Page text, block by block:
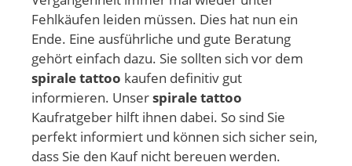
Fehlkäufen leiden müssen. Dies hat nun ein
Ende. Eine ausführliche und gute Beratung
gehört einfach dazu. Sie sollten sich vor dem
spirale tattoo kaufen definitiv gut
informieren. Unserspirale tattoo
Kaufratgeber hilft ihnen dabei. So sind Sie
perfekt informiert und können sich sicher sein,
dass Sie den Kauf nicht bereuen werden.